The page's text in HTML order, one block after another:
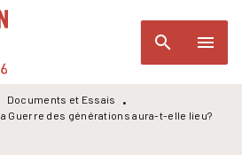
search menu
Documents et Essais
•
Guerre des générations aura-t-elle lieu?